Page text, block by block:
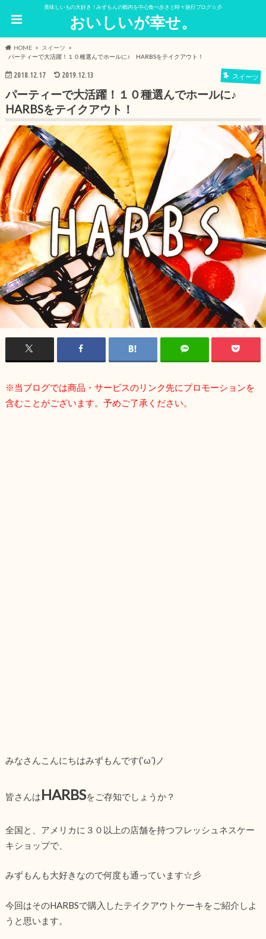
美味しいもの大好き！みずもんの都内を中心食べ歩きと時々旅行ブログ☆彡
おいしいが幸せ。
HOME
スイーツ
パーティーで大活躍！１０種選んでホールに♪ HARBSをテイクアウト！
2018.12.17 2019.12.13 スイーツ
パーティーで大活躍！１０種選んでホールに♪
HARBSをテイクアウト！
※当ブログでは商品・サービスのリンク先にプロモーションを
含むことがございます。予めご了承ください。
みなさんこんにちはみずもんです(‘ω’)ノ
皆さんはHARBSをご存知でしょうか？
全国と、アメリカに３０以上の店舗を持つフレッシュネスケー
キショップで、
みずもんも大好きなので何度も通っています☆彡
今回はそのHARBSで購入したテイクアウトケーキをご紹介しよ
うと思います。